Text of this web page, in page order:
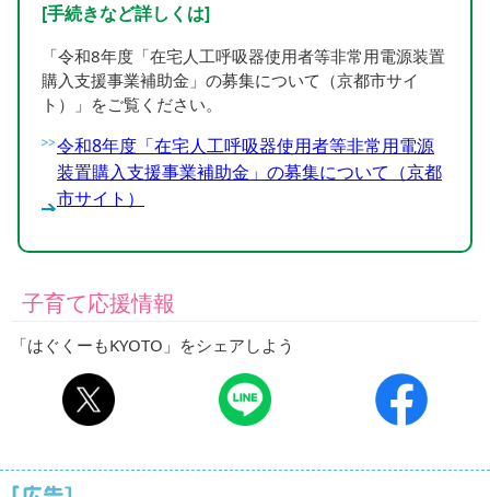
[手続きなど詳しくは]
「令和8年度「在宅人工呼吸器使用者等非常用電源装置
購入支援事業補助金」の募集について（京都市サイ
ト）」をご覧ください。
令和8年度「在宅人工呼吸器使用者等非常用電源
装置購入支援事業補助金」の募集について（京都
市サイト）
子育て応援情報
「はぐくーもKYOTO」をシェアしよう